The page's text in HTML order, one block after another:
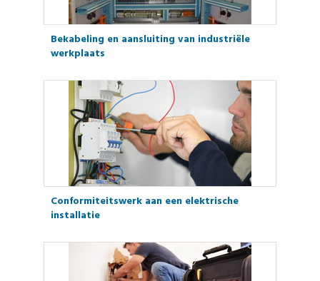
Bekabeling en aansluiting van industriële
werkplaats
Conformiteitswerk aan een elektrische
installatie